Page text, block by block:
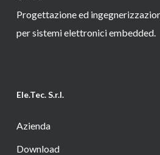
Progettazione ed
per sistemi elettronici embedded.
Ele.Tec. S.r.l.
Azienda
Download